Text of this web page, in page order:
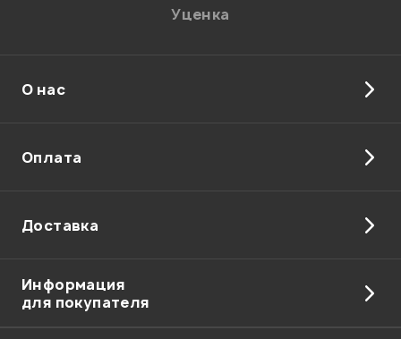
Отправить
Уценка
О нас
Оплата
Доставка
Информация
для покупателя